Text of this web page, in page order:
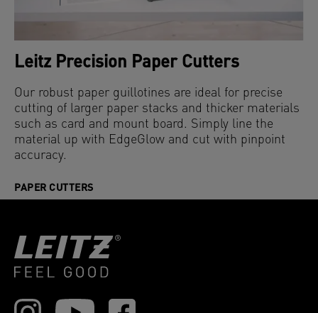
Leitz Precision Paper Cutters
Our robust paper guillotines are ideal for precise
cutting of larger paper stacks and thicker materials
such as card and mount board. Simply line the
material up with EdgeGlow and cut with pinpoint
accuracy.
PAPER CUTTERS